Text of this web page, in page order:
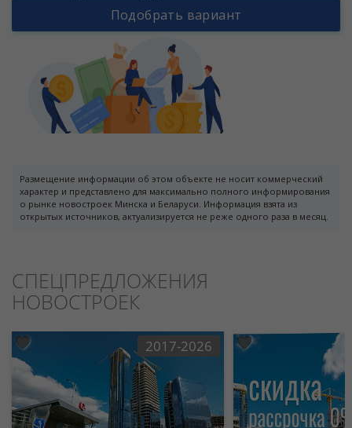
Подобрать вариант
Размещение информации об этом объекте не носит коммерческий
характер и представлено для максимально полного информирования
о рынке новостроек Минска и Беларуси. Информация взята из
открытых источников, актуализируется не реже одного раза в месяц.
СПЕЦПРЕДЛОЖЕНИЯ
НОВОСТРОЕК
2017-2026